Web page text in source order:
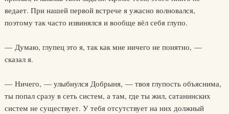
ведает. При нашей первой встрече я ужасно волновался,
поэтому так часто извинялся и вообще вёл себя глупо.
— Думаю, глупец это я, так как мне ничего не понятно, —
сказал я.
— Ничего, — улыбнулся Добрыня, — твоя глупость объяснима,
ты попал сразу в сеть систем, а там, где ты жил, сатанинских
систем не существует. У тебя отсутствует на них должный